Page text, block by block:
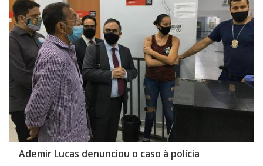
Ademir Lucas denunciou o caso à polícia